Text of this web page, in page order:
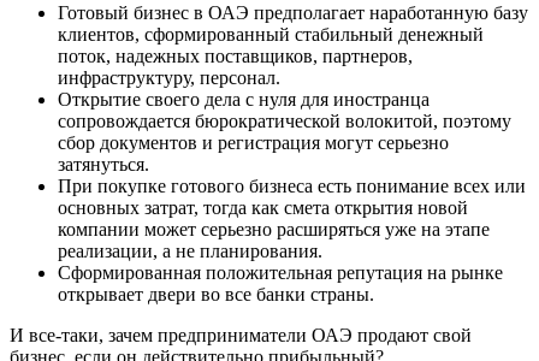
Готовый бизнес в ОАЭ предполагает наработанную базу
клиентов, сформированный стабильный денежный
поток, надежных поставщиков, партнеров,
инфраструктуру, персонал.
Открытие своего дела с нуля для иностранца
сопровождается бюрократической волокитой, поэтому
сбор документов и регистрация могут серьезно
затянуться.
При покупке готового бизнеса есть понимание всех или
основных затрат, тогда как смета открытия новой
компании может серьезно расширяться уже на этапе
реализации, а не планирования.
Сформированная положительная репутация на рынке
открывает двери во все банки страны.
И все-таки, зачем предприниматели ОАЭ продают свой
бизнес, если он действительно прибыльный?